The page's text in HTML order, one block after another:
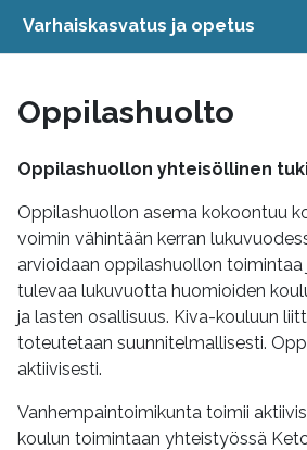
Varhaiskasvatus ja opetus
Oppilashuolto
Oppilashuollon yhteisöllinen
Oppilashuollon asema kokoontuu
voimin vähintään kerran
arvioidaan oppilashuollon toimintaa
tulevaa lukuvuotta huomioiden
ja lasten osallisuus. Kiva-kouluun
toteutetaan suunnitelmallisesti.
aktiivisesti.
Vanhempaintoimikunta toimii
koulun toimintaan yhteistyössä